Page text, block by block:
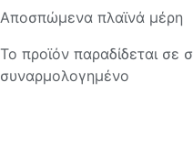
Αποσπώμενα πλαϊνά μέρη
Το προϊόν παραδίδεται σε
συναρμολογημένο